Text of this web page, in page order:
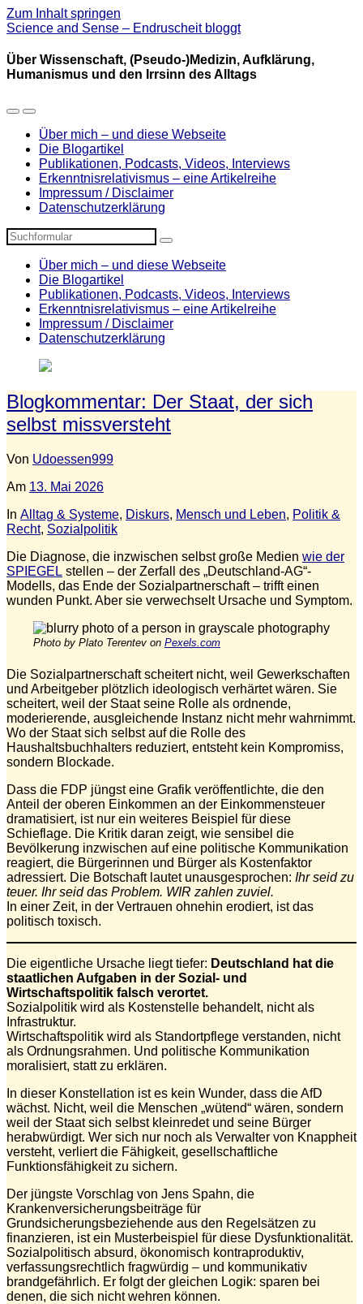
Zum Inhalt springen
Science and Sense – Endruscheit bloggt
Über Wissenschaft, (Pseudo-)Medizin, Aufklärung,
Humanismus und den Irrsinn des Alltags
Mobil-
umschalten
Suchfeld
umschalten
Über mich – und diese Webseite
Die Blogartikel
Publikationen, Podcasts, Videos, Interviews
Erkenntnisrelativismus – eine Artikelreihe
Impressum / Disclaimer
Datenschutzerklärung
Suchen
Über mich – und diese Webseite
Die Blogartikel
Publikationen, Podcasts, Videos, Interviews
Erkenntnisrelativismus – eine Artikelreihe
Impressum / Disclaimer
Datenschutzerklärung
Blogkommentar: Der Staat, der sich
selbst missversteht
Von Udoessen999
Am 13. Mai 2026
In Alltag & Systeme, Diskurs, Mensch und Leben, Politik &
Recht, Sozialpolitik
Die Diagnose, die inzwischen selbst große Medien wie der
SPIEGEL stellen – der Zerfall des „Deutschland‑AG“-
Modells, das Ende der Sozialpartnerschaft – trifft einen
wunden Punkt. Aber sie verwechselt Ursache und Symptom.
Photo by Plato Terentev on Pexels.com
Die Sozialpartnerschaft scheitert nicht, weil Gewerkschaften
und Arbeitgeber plötzlich ideologisch verhärtet wären. Sie
scheitert, weil der Staat seine Rolle als ordnende,
moderierende, ausgleichende Instanz nicht mehr wahrnimmt.
Wo der Staat sich selbst auf die Rolle des
Haushaltsbuchhalters reduziert, entsteht kein Kompromiss,
sondern Blockade.
Dass die FDP jüngst eine Grafik veröffentlichte, die den
Anteil der oberen Einkommen an der Einkommensteuer
dramatisiert, ist nur ein weiteres Beispiel für diese
Schieflage. Die Kritik daran zeigt, wie sensibel die
Bevölkerung inzwischen auf eine politische Kommunikation
reagiert, die Bürgerinnen und Bürger als Kostenfaktor
adressiert. Die Botschaft lautet unausgesprochen: Ihr seid zu
teuer. Ihr seid das Problem. WIR zahlen zuviel.
In einer Zeit, in der Vertrauen ohnehin erodiert, ist das
politisch toxisch.
Die eigentliche Ursache liegt tiefer: Deutschland hat die
staatlichen Aufgaben in der Sozial- und
Wirtschaftspolitik falsch verortet.
Sozialpolitik wird als Kostenstelle behandelt, nicht als
Infrastruktur.
Wirtschaftspolitik wird als Standortpflege verstanden, nicht
als Ordnungsrahmen. Und politische Kommunikation
moralisiert, statt zu erklären.
In dieser Konstellation ist es kein Wunder, dass die AfD
wächst. Nicht, weil die Menschen „wütend“ wären, sondern
weil der Staat sich selbst kleinredet und seine Bürger
herabwürdigt. Wer sich nur noch als Verwalter von Knappheit
versteht, verliert die Fähigkeit, gesellschaftliche
Funktionsfähigkeit zu sichern.
Der jüngste Vorschlag von Jens Spahn, die
Krankenversicherungsbeiträge für
Grundsicherungsbeziehende aus den Regelsätzen zu
finanzieren, ist ein Musterbeispiel für diese Dysfunktionalität.
Sozialpolitisch absurd, ökonomisch kontraproduktiv,
verfassungsrechtlich fragwürdig – und kommunikativ
brandgefährlich. Er folgt der gleichen Logik: sparen bei
denen, die sich nicht wehren können.